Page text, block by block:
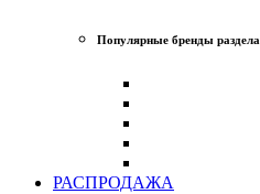
Популярные бренды раздела
РАСПРОДАЖА